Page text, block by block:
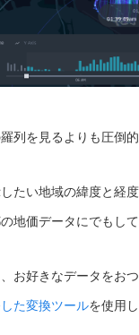
列を見るよりも圧倒
たい地域の緯度と経度
地価データにでもして
お好きなデータをおつ
た変換ツールを使用